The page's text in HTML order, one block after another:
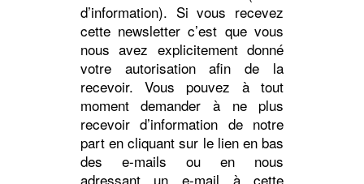
d’information). Si vous recevez
cette newsletter c’est que vous
nous avez explicitement donné
votre autorisation afin de la
recevoir. Vous pouvez à tout
moment demander à ne plus
recevoir d’information de notre
part en cliquant sur le lien en bas
des e-mails ou en nous
adressant un e-mail à cette